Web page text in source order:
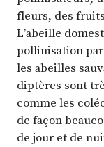
fleurs, des
L’abeille
pollinisation
les abeilles
diptères sont
comme les
de façon
de jour et de